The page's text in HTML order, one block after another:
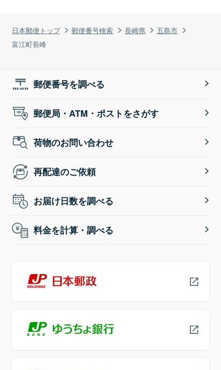
日本郵便トップ 郵便番号検索 長崎県
五島市
富江町長峰
郵便番号を調べる
郵便局・ATM・ポストをさがす
荷物のお問い合わせ
再配達のご依頼
お届け日数を調べる
料金を計算・調べる